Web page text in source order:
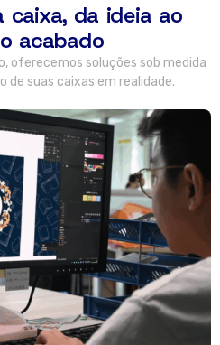
caixa, da ideia ao
acabado
oferecemos soluções sob medida
de suas caixas em realidade.